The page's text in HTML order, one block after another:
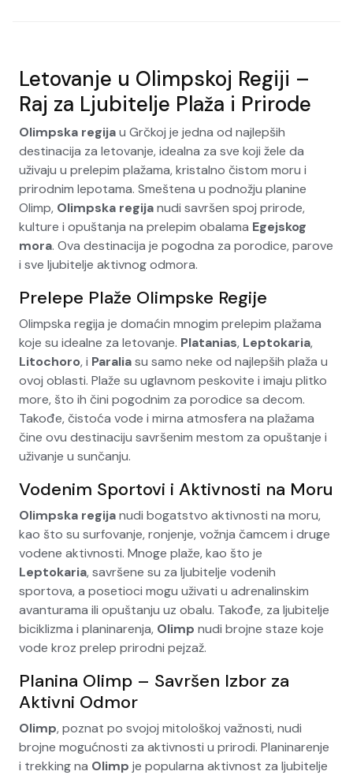
Letovanje u Olimpskoj Regiji –
Raj za Ljubitelje Plaža i Prirode
Olimpska regijau Grčkoj je jedna od najlepših
destinacija za letovanje, idealna za sve koji žele da
uživaju u prelepim plažama, kristalno čistom moru i
prirodnim lepotama. Smeštena u podnožju planine
Olimp, Olimpska regijanudi savršen spoj prirode,
kulture i opuštanja na prelepim obalama Egejskog
mora. Ova destinacija je pogodna za porodice, parove
i sve ljubitelje aktivnog odmora.
Prelepe Plaže Olimpske Regije
Olimpska regija je domaćin mnogim prelepim plažama
koje su idealne za letovanje. Platanias, Leptokaria,
Litochoro, i Paraliasu samo neke od najlepših plaža u
ovoj oblasti. Plaže su uglavnom peskovite i imaju plitko
more, što ih čini pogodnim za porodice sa decom.
Takođe, čistoća vode i mirna atmosfera na plažama
čine ovu destinaciju savršenim mestom za opuštanje i
uživanje u sunčanju.
Vodenim Sportovi i Aktivnosti na Moru
Olimpska regijanudi bogatstvo aktivnosti na moru,
kao što su surfovanje, ronjenje, vožnja čamcem i druge
vodene aktivnosti. Mnoge plaže, kao što je
Leptokaria, savršene su za ljubitelje vodenih
sportova, a posetioci mogu uživati u adrenalinskim
avanturama ili opuštanju uz obalu. Takođe, za ljubitelje
biciklizma i planinarenja, Olimp nudi brojne staze koje
vode kroz prelep prirodni pejzaž.
Planina Olimp – Savršen Izbor za
Aktivni Odmor
Olimp, poznat po svojoj mitološkoj važnosti, nudi
brojne mogućnosti za aktivnosti u prirodi. Planinarenje
i trekking na Olimp je popularna aktivnost za ljubitelje